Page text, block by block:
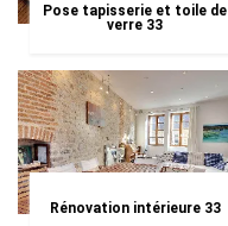
Pose tapisserie et toile de
verre 33
Rénovation intérieure 33